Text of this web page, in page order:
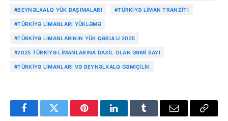
#BEYNƏLXALQ YÜK DAŞIMALARI #TÜRKIYƏ LIMAN TRANZITI
#TÜRKIYƏ LIMANLARI YÜKLƏMƏ
#TÜRKIYƏ LIMANLARININ YÜK QƏBULU 2025
#2025 TÜRKIYƏ LIMANLARINA DAXIL OLAN GƏMI SAYI
#TÜRKIYƏ LIMANLARI VƏ BEYNƏLXALQ GƏMIÇILIK
FacebookTwitter PinterestLinkedInTumblr Email
Copy